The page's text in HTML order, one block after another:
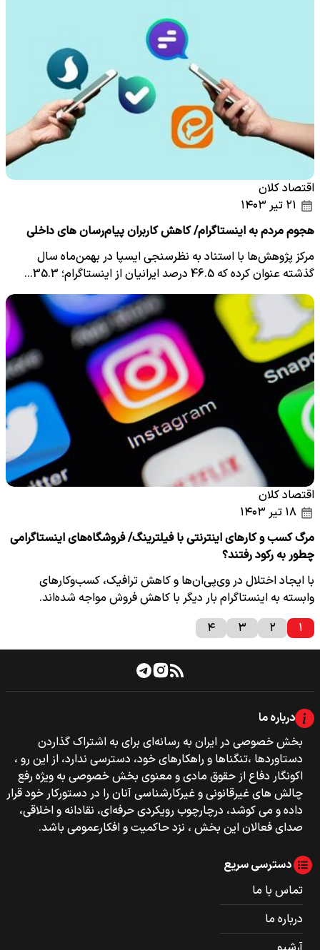
اقتصاد کلان
هجوم مردم به اینستاگرام/ کاهش کاربران پیام‌رسان های داخلی
مرکز پژوهش‌ها با استناد به نظرسنجی ایسپا در بهمن‌ماه سال
گذشته عنوان کرده که 46.5 درصد ایرانیان از اینستاگرام؛ 35.3…
اقتصاد کلان
مرگ کسب و کارهای اینترنتی با فیلترینگ/ فروشگاه‌های اینستاگرامی
چطور به رکود رفتند؟
با ایجاد اختلال در وی‌پی‌ان‌ها و کاهش ترافیک، کسب‌وکارهای
وابسته به اینستاگرام بار دیگر با کاهش فروش مواجه شده‌اند.
۱
۲ ۳ ۴
درباره ما
بخش خصوصی‌‌ در ایران به رسانه‌ای برای به اشتراک گذاردن
دستاوردها ،تنگناها و راهکارهای خود، دسترسی ندارد، از این رو ،
اکونگار دفاع از حقوق مادی و معنوی بخش خصوصی به ویژه رفع
چالش های غیرقانونی و غیرکارشناسی آنان را در دستورکار خود قرار
داده و می کوشد، درچارچوب رویکردی حرفه‌ای، نقادانه و اخلاقی،
صدای فعالان این بخش ، نزد حاکمیت و افکارعمومی باشد.
دسترسی سریع
تماس با ما
درباره ما